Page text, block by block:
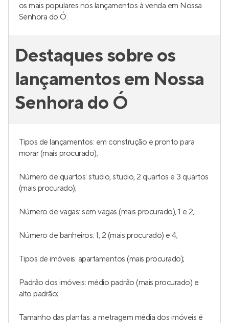
os mais populares nos lançamentos à venda em Nossa
Senhora do Ó.
Destaques sobre os
lançamentos em Nossa
Senhora do Ó
Tipos de lançamentos: em construção e pronto para
morar (mais procurado);
Número de quartos: studio, studio, 2 quartos e 3 quartos
(mais procurado);
Número de vagas: sem vagas (mais procurado), 1 e 2;
Número de banheiros: 1, 2 (mais procurado) e 4;
Tipos de imóveis: apartamentos (mais procurado);
Padrão dos imóveis: médio padrão (mais procurado) e
alto padrão;
Tamanho das plantas: a metragem média dos imóveis é